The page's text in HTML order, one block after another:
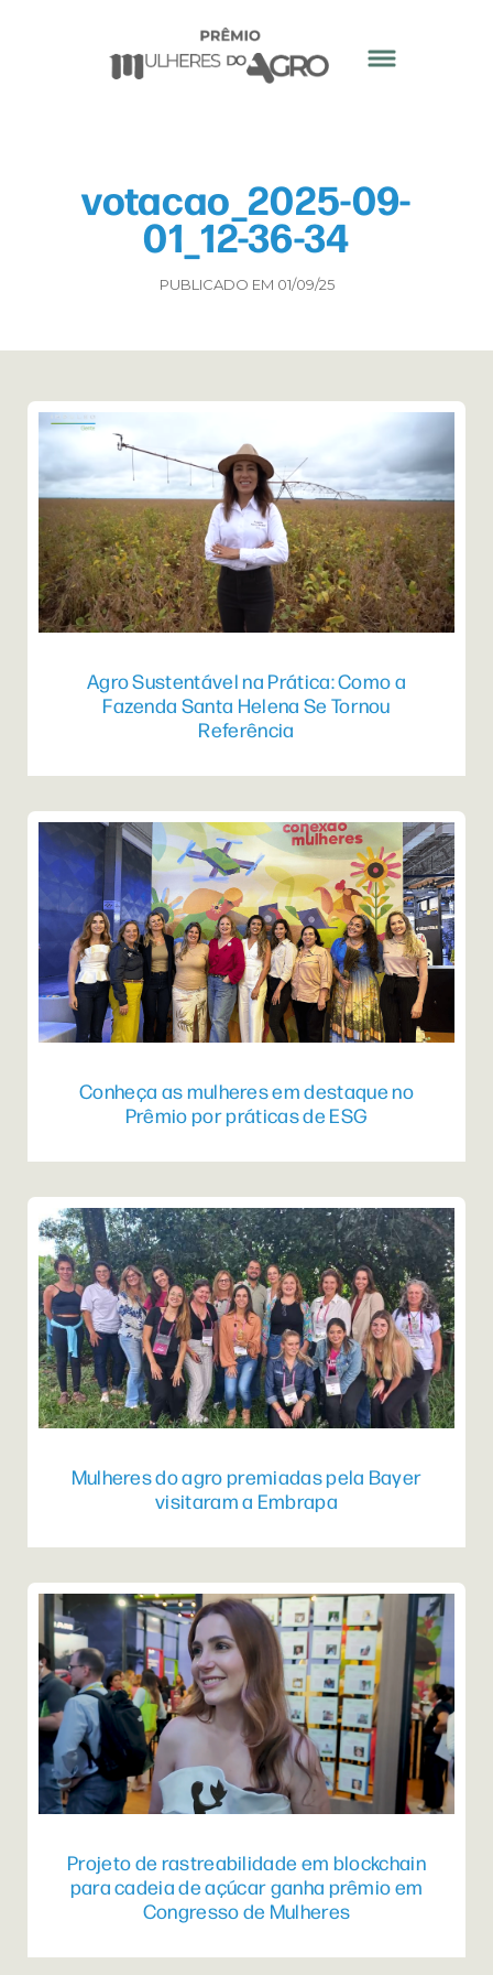
votacao_2025-09-
01_12-36-34
PUBLICADO EM 01/09/25
Agro Sustentável na Prática: Como a
Fazenda Santa Helena Se Tornou
Referência
Conheça as mulheres em destaque no
Prêmio por práticas de ESG
Mulheres do agro premiadas pela Bayer
visitaram a Embrapa
Projeto de rastreabilidade em blockchain
para cadeia de açúcar ganha prêmio em
Congresso de Mulheres